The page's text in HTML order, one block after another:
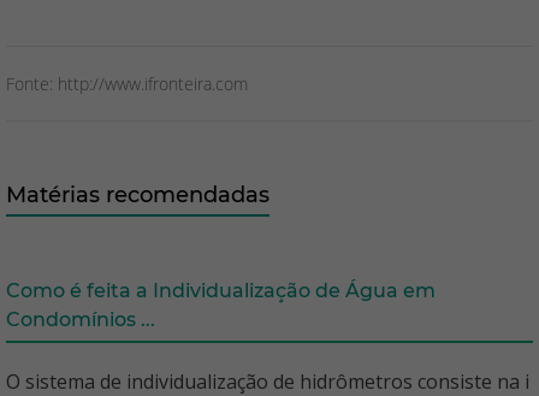
Fonte: http://www.ifronteira.com
Matérias recomendadas
Como é feita a Individualização de Água em
Condomínios ...
O sistema de individualização de hidrômetros consiste na i